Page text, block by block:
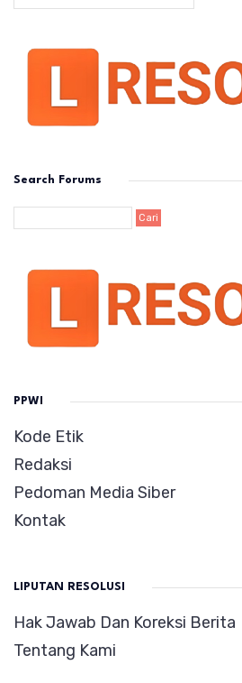
Search Forums
PPWI
Kode Etik
Redaksi
Pedoman Media Siber
Kontak
LIPUTAN RESOLUSI
Hak Jawab Dan Koreksi Berita
Tentang Kami